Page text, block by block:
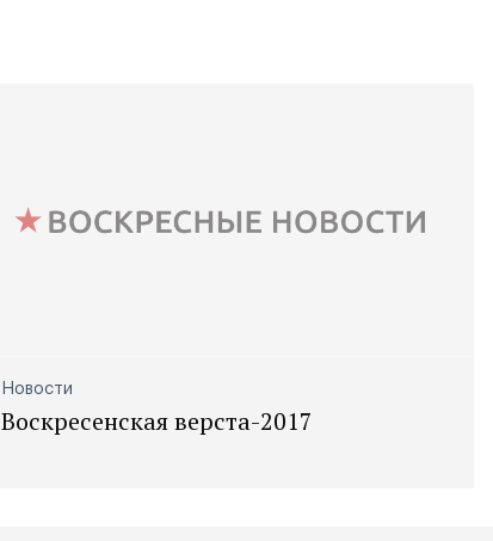
Новости
Воскресенская верста-2017